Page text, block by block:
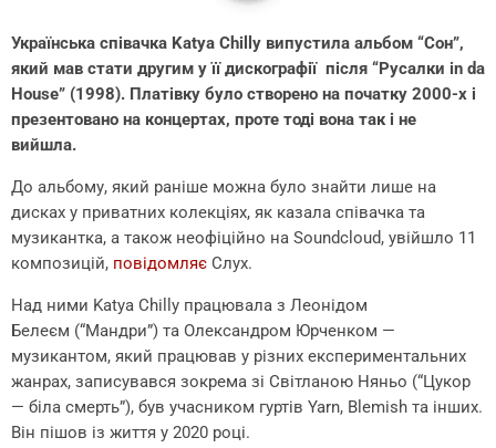
Українська співачка Katya Chilly випустила альбом “Сон”,
який мав стати другим у її дискографії після “Русалки in da
House” (1998). Платівку було створено на початку 2000-х і
презентовано на концертах, проте тоді вона так і не
вийшла.
До альбому, який раніше можна було знайти лише на
дисках у приватних колекціях, як казала співачка та
музикантка, а також неофіційно на Soundcloud, увійшло 11
композицій, повідомляє Слух.
Над ними Katya Chilly працювала з Леонідом
Белеєм (“Мандри”) та Олександром Юрченком —
музикантом, який працював у різних експериментальних
жанрах, записувався зокрема зі Світланою Няньо (“Цукор
— біла смерть”), був учасником гуртів Yarn, Blemish та інших.
Він пішов із життя у 2020 році.